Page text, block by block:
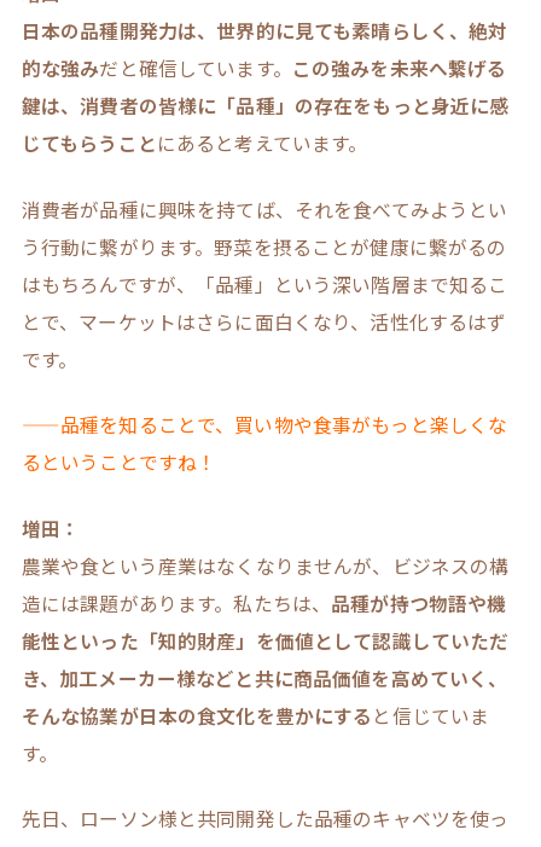
日本の品種開発力は、世界的に見ても素晴らしく、絶対
的な強みだと確信しています。 この強みを未来へ繋げる
鍵は、消費者の皆様に「品種」の存在をもっと身近に感
じてもらうことにあると考えています。
消費者が品種に興味を持てば、それを食べてみようとい
う行動に繋がります。野菜を摂ることが健康に繋がるの
はもちろんですが、「品種」という深い階層まで知るこ
とで、マーケットはさらに面白くなり、活性化するはず
です。
——品種を知ることで、買い物や食事がもっと楽しくな
るということですね！
増田：
農業や食という産業はなくなりませんが、ビジネスの構
造には課題があります。私たちは、 品種が持つ物語や機
能性といった「知的財産」を価値として認識していただ
き、加工メーカー様などと共に商品価値を高めていく、
そんな協業が日本の食文化を豊かにする と信じていま
す。
先日、ローソン様と共同開発した品種のキャベツを使っ